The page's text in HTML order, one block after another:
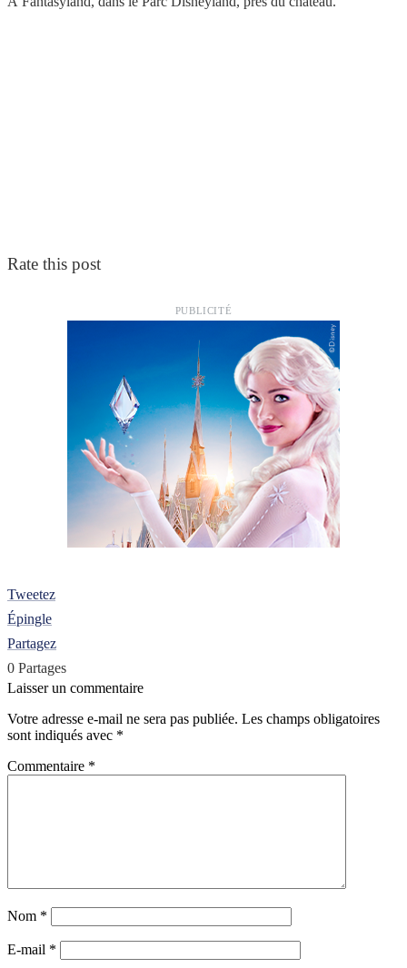
Rate this post
PUBLICITÉ
Tweetez
Épingle
Partagez
0 Partages
Laisser un commentaire
Votre adresse e-mail ne sera pas publiée. Les champs obligatoires
sont indiqués avec *
Commentaire *
Nom *
E-mail *